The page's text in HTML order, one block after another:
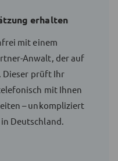
erhalten
mit einem
Anwalt, der auf
Dieser prüft Ihr
mit Ihnen
– unkompliziert
Deutschland.